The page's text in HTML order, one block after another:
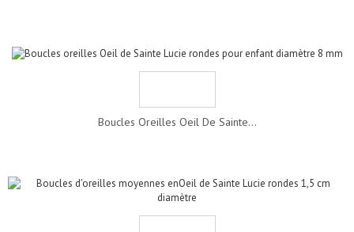
Boucles Oreilles Oeil De Sainte...